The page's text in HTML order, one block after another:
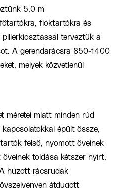
5,0 m
fióktartókra és
terveztük a
A gerendarácsra 850-1400
melyek közvetlenül
méretei miatt minden rúd
épült össze,
felső, nyomott öveinek
toldása kétszer nyírt,
húzott rácsrudak
átdugott